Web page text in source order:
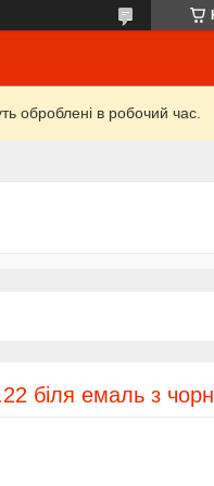
оброблені в робочий час.
біля емаль з